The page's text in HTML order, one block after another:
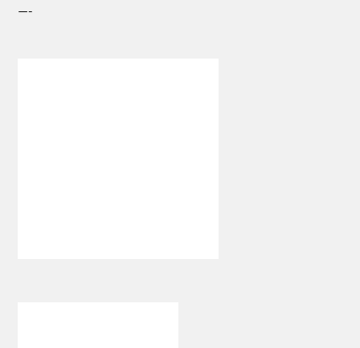
—-